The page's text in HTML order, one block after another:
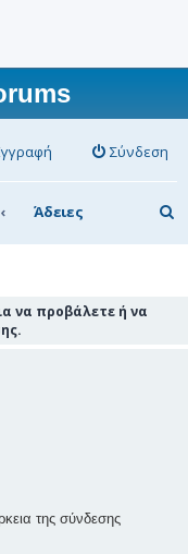
Σύνδεση
Άδειες
ν
να προβάλετε ή να
της σύνδεσης